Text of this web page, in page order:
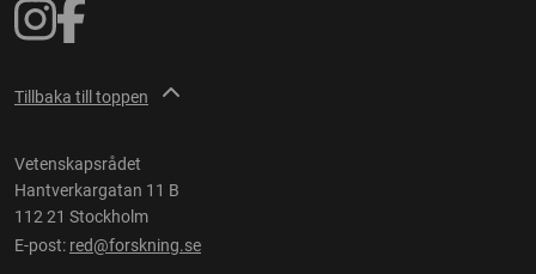
Tillbaka till toppen
Vetenskapsrådet
Hantverkargatan 11 B
112 21 Stockholm
E-post: red@forskning.se